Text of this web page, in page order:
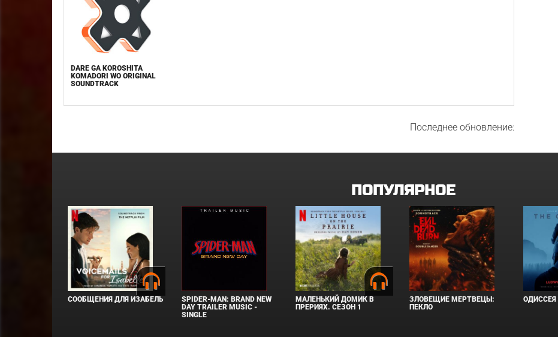
DARE GA KOROSHITA
KOMADORI WO ORIGINAL
SOUNDTRACK
Последнее обновление:
ПОПУЛЯРНОЕ
СООБЩЕНИЯ ДЛЯ ИЗАБЕЛЬ
SPIDER-MAN: BRAND NEW
DAY TRAILER MUSIC -
SINGLE
МАЛЕНЬКИЙ ДОМИК В
ПРЕРИЯХ. СЕЗОН 1
ЗЛОВЕЩИЕ МЕРТВЕЦЫ:
ПЕКЛО
ОДИССЕЯ